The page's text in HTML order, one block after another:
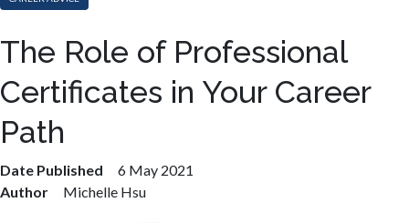
The Role of Professional
Certificates in Your Career
Path
Date Published
6 May 2021
Author
Michelle Hsu